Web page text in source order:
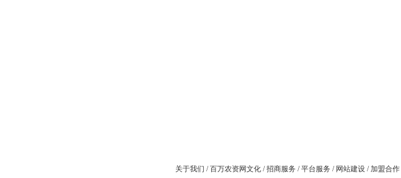
关于我们 /百万农资网文化 /招商服务 /平台服务 / 网站建设 /加盟合作